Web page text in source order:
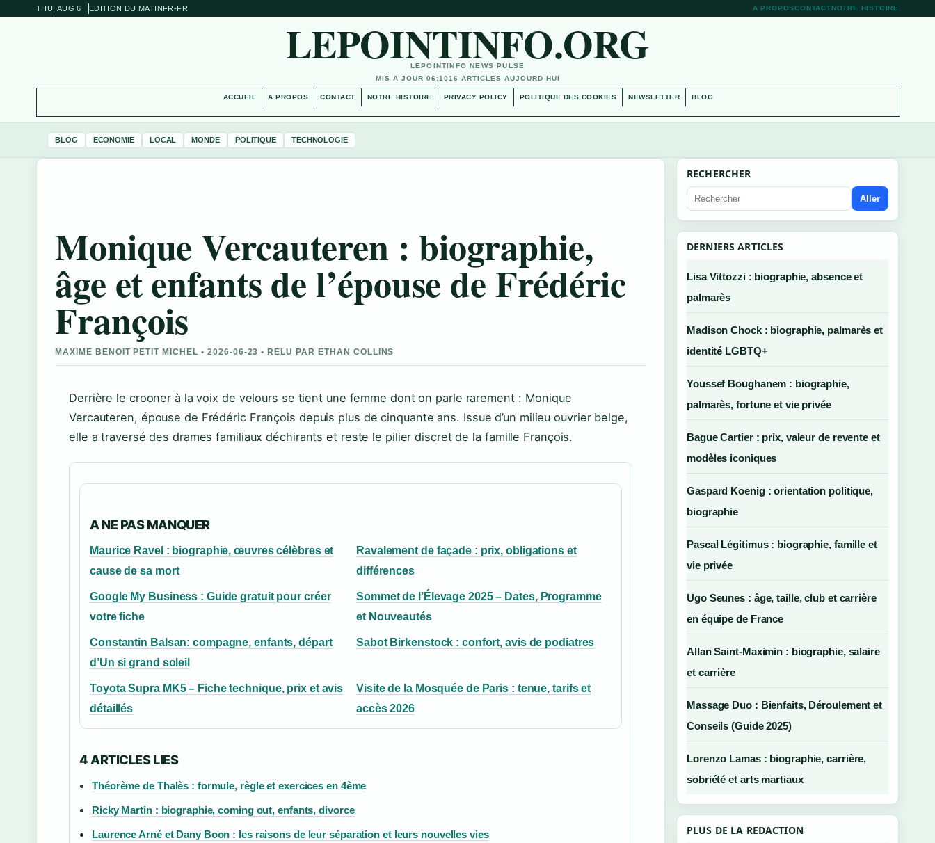
THU, AUG 6 EDITION DU MATINFR-FR A PROPOSCONTACTNOTRE HISTOIRE
LEPOINTINFO.ORG
LEPOINTINFO NEWS PULSE
MIS A JOUR 06:1016 ARTICLES AUJOURD HUI
ACCUEIL A PROPOS CONTACT NOTRE HISTOIRE PRIVACY POLICY POLITIQUE DES COOKIES NEWSLETTER BLOG
BLOG ECONOMIE LOCAL MONDE POLITIQUE TECHNOLOGIE
Monique Vercauteren : biographie,
âge et enfants de l’épouse de Frédéric
François
MAXIME BENOIT PETIT MICHEL • 2026-06-23 • RELU PAR ETHAN COLLINS
Derrière le crooner à la voix de velours se tient une femme dont on parle rarement : Monique
Vercauteren, épouse de Frédéric François depuis plus de cinquante ans. Issue d’un milieu ouvrier belge,
elle a traversé des drames familiaux déchirants et reste le pilier discret de la famille François.
A NE PAS MANQUER
Maurice Ravel : biographie, œuvres célèbres et
cause de sa mort
Ravalement de façade : prix, obligations et
différences
Google My Business : Guide gratuit pour créer
votre fiche
Sommet de l’Élevage 2025 – Dates, Programme
et Nouveautés
Constantin Balsan: compagne, enfants, départ
d’Un si grand soleil
Sabot Birkenstock : confort, avis de podiatres
Toyota Supra MK5 – Fiche technique, prix et avis
détaillés
Visite de la Mosquée de Paris : tenue, tarifs et
accès 2026
4 ARTICLES LIES
Théorème de Thalès : formule, règle et exercices en 4ème
Ricky Martin : biographie, coming out, enfants, divorce
Laurence Arné et Dany Boon : les raisons de leur séparation et leurs nouvelles vies
RECHERCHER
Aller
DERNIERS ARTICLES
Lisa Vittozzi : biographie, absence et
palmarès
Madison Chock : biographie, palmarès et
identité LGBTQ+
Youssef Boughanem : biographie,
palmarès, fortune et vie privée
Bague Cartier : prix, valeur de revente et
modèles iconiques
Gaspard Koenig : orientation politique,
biographie
Pascal Légitimus : biographie, famille et
vie privée
Ugo Seunes : âge, taille, club et carrière
en équipe de France
Allan Saint-Maximin : biographie, salaire
et carrière
Massage Duo : Bienfaits, Déroulement et
Conseils (Guide 2025)
Lorenzo Lamas : biographie, carrière,
sobriété et arts martiaux
PLUS DE LA REDACTION